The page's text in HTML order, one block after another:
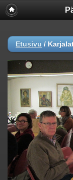
Etusivu /